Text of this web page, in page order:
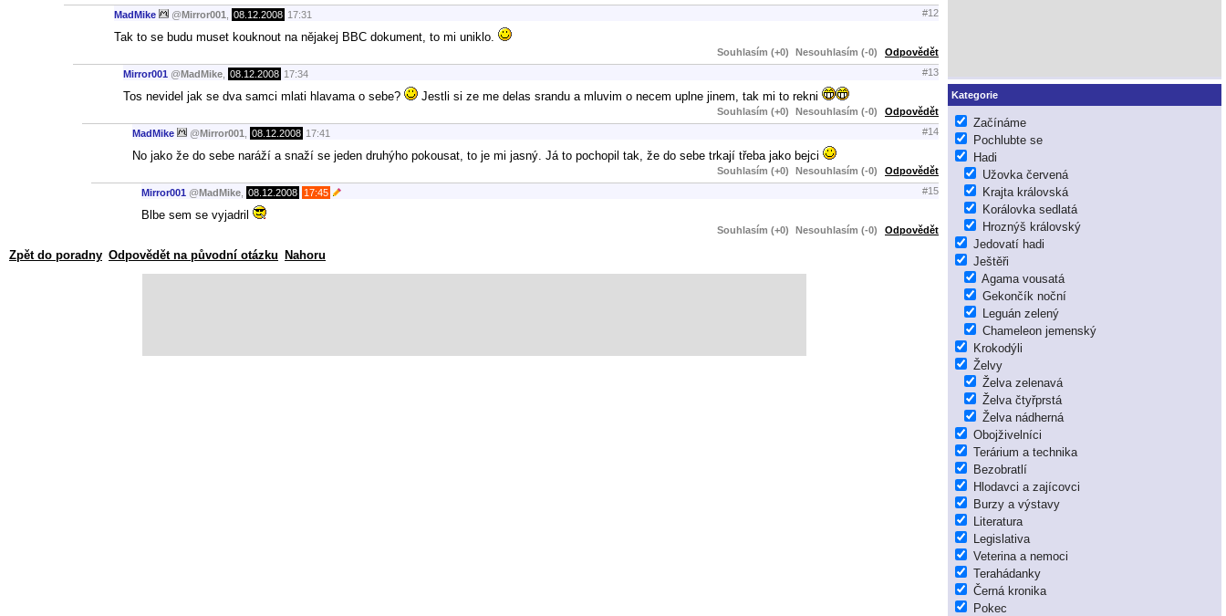
MadMike @Mirror001 08.12.2008 17:31 #12
Tak to se budu muset kouknout na nějakej BBC dokument, to mi uniklo.
Souhlasím (+0) Nesouhlasím (-0) Odpovědět
Mirror001 @MadMike 08.12.2008 17:34 #13
Tos nevidel jak se dva samci mlati hlavama o sebe? Jestli si ze me delas srandu a mluvim o necem uplne jinem, tak mi to rekni
Souhlasím (+0) Nesouhlasím (-0) Odpovědět
MadMike @Mirror001 08.12.2008 17:41 #14
No jako že do sebe naráží a snaží se jeden druhýho pokousat, to je mi jasný. Já to pochopil tak, že do sebe trkají třeba jako bejci
Souhlasím (+0) Nesouhlasím (-0) Odpovědět
Mirror001 @MadMike 08.12.2008 17:45 #15
Blbe sem se vyjadril
Souhlasím (+0) Nesouhlasím (-0) Odpovědět
Zpět do poradny Odpovědět na původní otázku Nahoru
Kategorie
Začínáme
Pochlubte se
Hadi
Užovka červená
Krajta královská
Korálovka sedlatá
Hroznýš královský
Jedovatí hadi
Ještěři
Agama vousatá
Gekončík noční
Leguán zelený
Chameleon jemenský
Krokodýli
Želvy
Želva zelenavá
Želva čtyřprstá
Želva nádherná
Obojživelníci
Terárium a technika
Bezobratlí
Hlodavci a zajícovci
Burzy a výstavy
Literatura
Legislativa
Veterina a nemoci
Terahádanky
Černá kronika
Pokec